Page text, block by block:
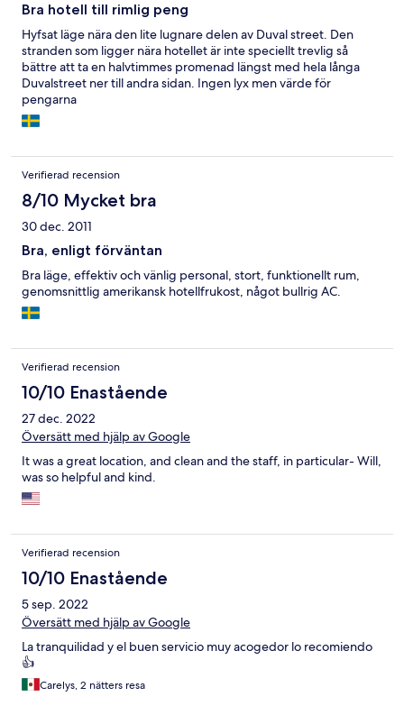
Bra hotell till rimlig peng
Hyfsat läge nära den lite lugnare delen av Duval street. Den
stranden som ligger nära hotellet är inte speciellt trevlig så
bättre att ta en halvtimmes promenad längst med hela långa
Duvalstreet ner till andra sidan. Ingen lyx men värde för
pengarna
Verifierad recension
8/10 Mycket bra
30 dec. 2011
Bra, enligt förväntan
Bra läge, effektiv och vänlig personal, stort, funktionellt rum,
genomsnittlig amerikansk hotellfrukost, något bullrig AC.
Verifierad recension
10/10 Enastående
27 dec. 2022
Översätt med hjälp av Google
It was a great location, and clean and the staff, in particular- Will,
was so helpful and kind.
Verifierad recension
10/10 Enastående
5 sep. 2022
Översätt med hjälp av Google
La tranquilidad y el buen servicio muy acogedor lo recomiendo
👍
Carelys, 2 nätters resa